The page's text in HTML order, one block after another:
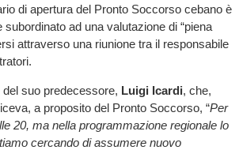
di apertura del Pronto Soccorso cebano è
ad una valutazione di “piena
attraverso una riunione tra il responsabile
suo predecessore, Luigi Icardi, che,
a proposito del Pronto Soccorso, “Per
20, ma nella programmazione regionale lo
cercando di assumere nuovo